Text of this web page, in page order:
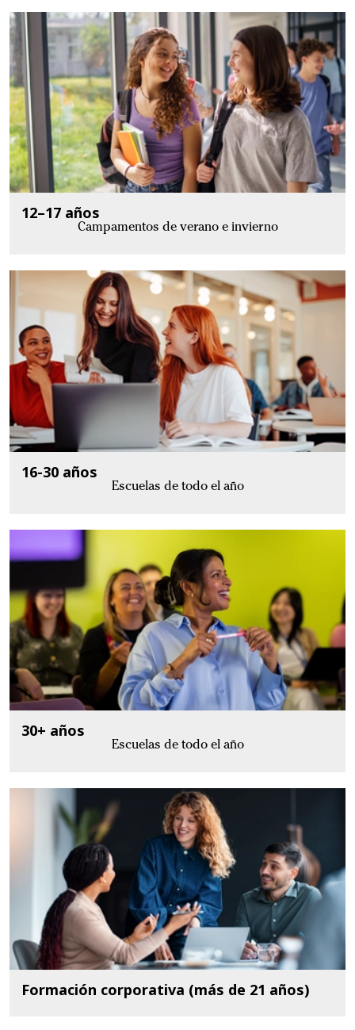
12–17 años
Campamentos de verano e invierno
16-30 años
Escuelas de todo el año
30+ años
Escuelas de todo el año
Formación corporativa (más de 21 años)